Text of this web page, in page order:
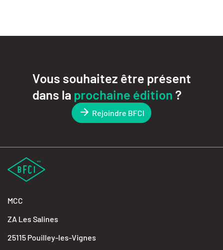
Vous souhaitez être présent
dans la prochaine édition?
Rejoindre BFCI
MCC
ZA Les Salines
25115 Pouilley-les-Vignes